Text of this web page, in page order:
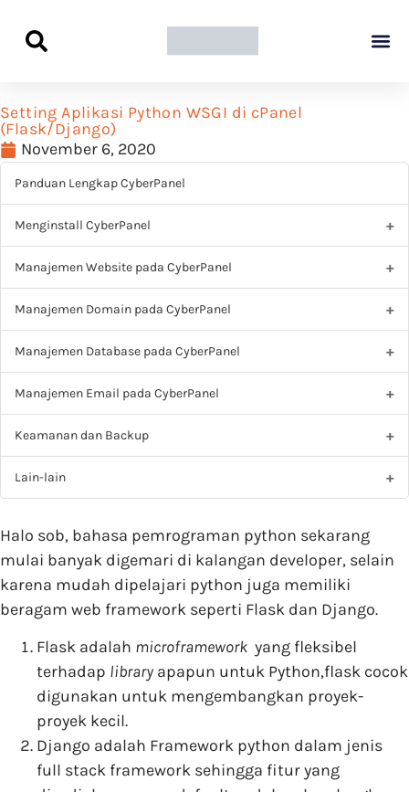
Setting Aplikasi Python WSGI di cPanel
(Flask/Django)
November 6, 2020
Panduan Lengkap CyberPanel
Menginstall CyberPanel
Manajemen Website pada CyberPanel
Manajemen Domain pada CyberPanel
Manajemen Database pada CyberPanel
Manajemen Email pada CyberPanel
Keamanan dan Backup
Lain-lain
Halo sob, bahasa pemrograman python sekarang
mulai banyak digemari di kalangan developer, selain
karena mudah dipelajari python juga memiliki
beragam web framework seperti Flask dan Django.
Flask adalah microframework yang fleksibel
terhadap library apapun untuk Python,flask cocok
digunakan untuk mengembangkan proyek-
proyek kecil.
Django adalah Framework python dalam jenis
full stack framework sehingga fitur yang